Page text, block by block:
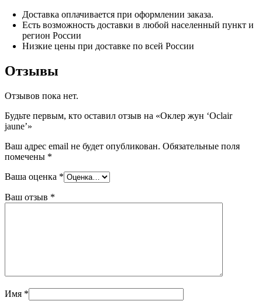
Доставка оплачивается при оформлении заказа.
Есть возможность доставки в любой населенный пункт и
регион России
Низкие цены при доставке по всей России
Отзывы
Отзывов пока нет.
Будьте первым, кто оставил отзыв на «Оклер жун ‘Oclair
jaune’»
Ваш адрес email не будет опубликован. Обязательные поля
помечены *
Ваша оценка *
Ваш отзыв *
Имя *